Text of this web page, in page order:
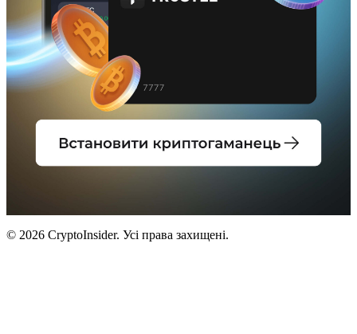
© 2026 CryptoInsider. Усі права захищені.